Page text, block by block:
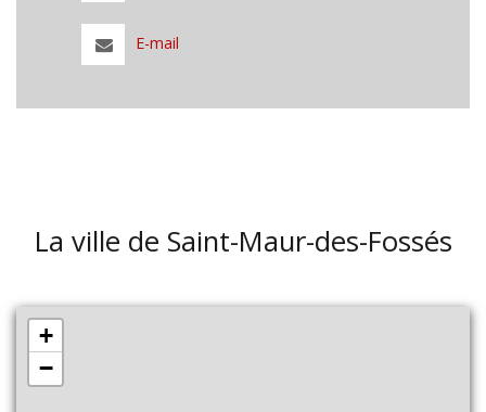
E-mail
La ville de Saint-Maur-des-Fossés
+
−